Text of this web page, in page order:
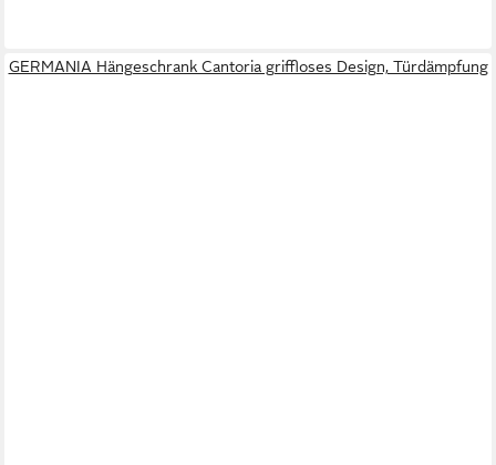
GERMANIA Hängeschrank Cantoria griffloses Design, Türdämpfung